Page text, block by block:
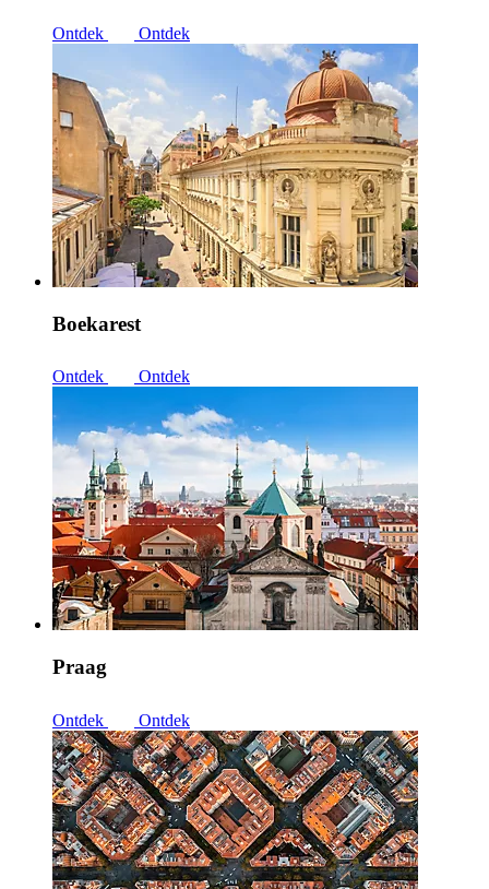
Ontdek Ontdek
Boekarest
Ontdek Ontdek
Praag
Ontdek Ontdek